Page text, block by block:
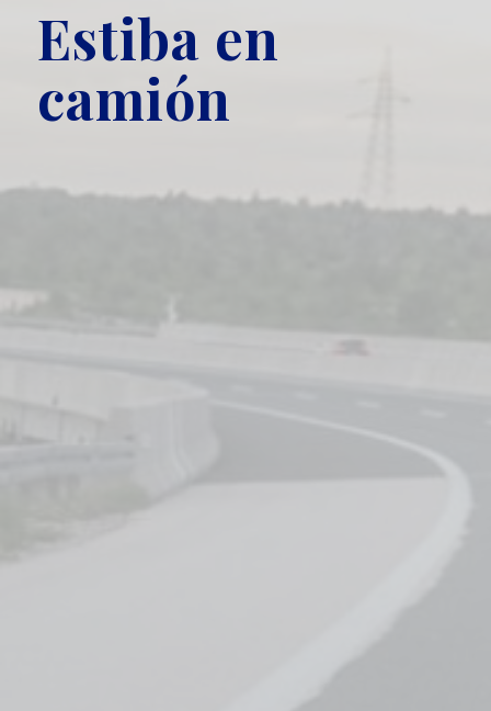
Estiba en
camión